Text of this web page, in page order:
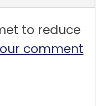
to reduce
comment